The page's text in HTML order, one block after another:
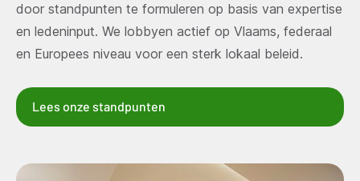
door standpunten te formuleren op basis van expertise
en ledeninput. We lobbyen actief op Vlaams, federaal
en Europees niveau voor een sterk lokaal beleid.
Lees onze standpunten